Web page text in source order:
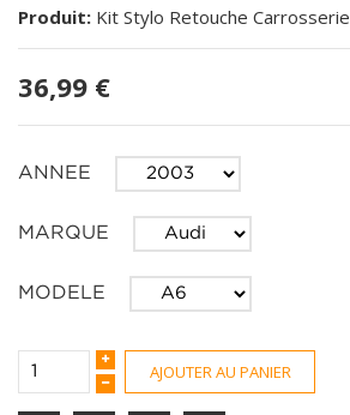
Produit: Kit Stylo Retouche Carrosserie
36,99 €
ANNEE
MARQUE
MODELE
AJOUTER AU PANIER